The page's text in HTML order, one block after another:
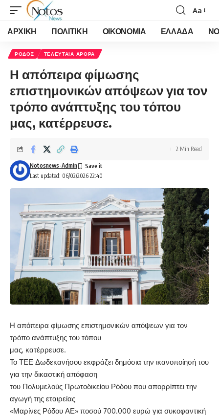
Font
Resizer
Aa
ΑΡΧΙΚΗ ΠΟΛΙΤΙΚΗ ΟΙΚΟΝΟΜΙΑ ΕΛΛΑΔΑ
ΡΟΔΟΣ ΤΕΛΕΥΤΑΙΑ ΑΡΘΡΑ
Η απόπειρα φίμωσης
επιστημονικών απόψεων για τον
τρόπο ανάπτυξης του τόπου
μας, κατέρρευσε.
Last updated: 06/02/2026 22:40
Notosnews-Admin
2 Min Read
Η απόπειρα φίμωσης επιστημονικών απόψεων για τον
τρόπο ανάπτυξης του τόπου
μας, κατέρρευσε.
Το ΤΕΕ Δωδεκανήσου εκφράζει δημόσια την ικανοποίησή του
για την δικαστική απόφαση
του Πολυμελούς Πρωτοδικείου Ρόδου που απορρίπτει την
αγωγή της εταιρείας
«Μαρίνες Ρόδου ΑΕ» ποσού 700.000 ευρώ για συκοφαντική